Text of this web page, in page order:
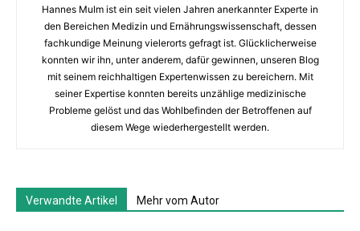
Hannes Mulm ist ein seit vielen Jahren anerkannter Experte in
den Bereichen Medizin und Ernährungswissenschaft, dessen
fachkundige Meinung vielerorts gefragt ist. Glücklicherweise
konnten wir ihn, unter anderem, dafür gewinnen, unseren Blog
mit seinem reichhaltigen Expertenwissen zu bereichern. Mit
seiner Expertise konnten bereits unzählige medizinische
Probleme gelöst und das Wohlbefinden der Betroffenen auf
diesem Wege wiederhergestellt werden.
Verwandte Artikel Mehr vom Autor